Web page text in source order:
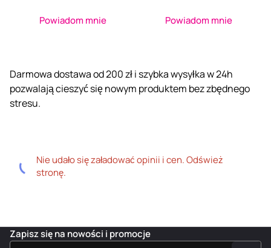
Powiadom mnie Powiadom mnie
Darmowa dostawa od 200 zł i szybka wysyłka w 24h
pozwalają cieszyć się nowym produktem bez zbędnego
stresu.
Nie udało się załadować opinii i cen. Odśwież
stronę.
Zapisz się na nowości i promocje